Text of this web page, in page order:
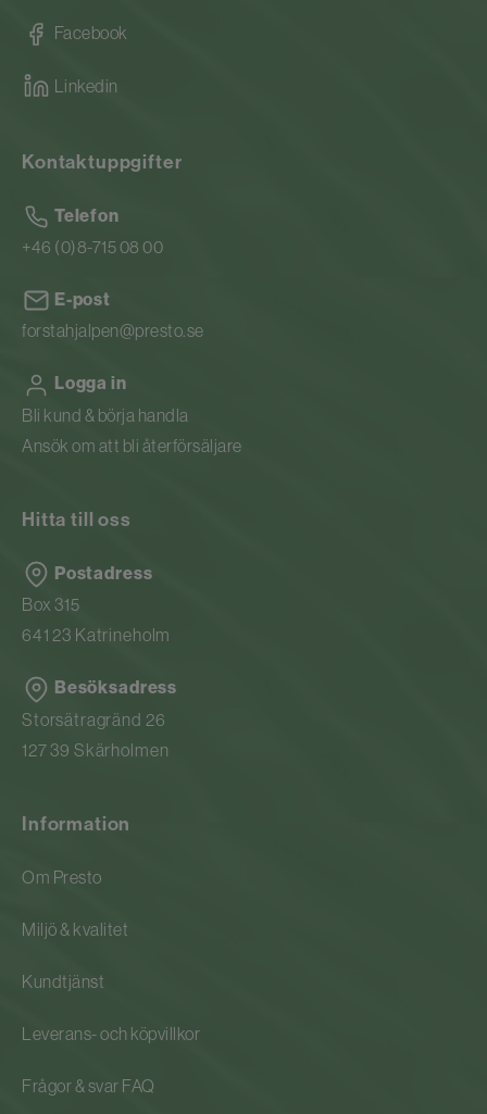
Facebook
Linkedin
Kontaktuppgifter
Telefon
+46 (0)8-715 08 00
E-post
forstahjalpen@presto.se
Logga in
Bli kund & börja handla
Ansök om att bli återförsäljare
Hitta till oss
Postadress
Box 315
641 23 Katrineholm
Besöksadress
Storsätragränd 26
127 39 Skärholmen
Information
Om Presto
Miljö & kvalitet
Kundtjänst
Leverans- och köpvillkor
Frågor & svar FAQ